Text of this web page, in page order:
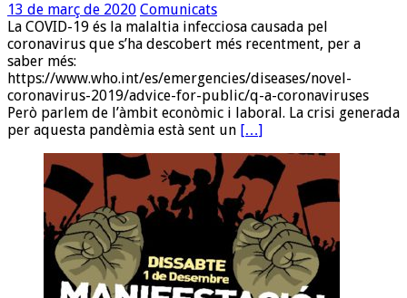
13 de març de 2020 Comunicats
La COVID-19 és la malaltia infecciosa causada pel
coronavirus que s’ha descobert més recentment, per a
saber més:
https://www.who.int/es/emergencies/diseases/novel-
coronavirus-2019/advice-for-public/q-a-coronaviruses
Però parlem de l’àmbit econòmic i laboral. La crisi generada
per aquesta pandèmia està sent un […]